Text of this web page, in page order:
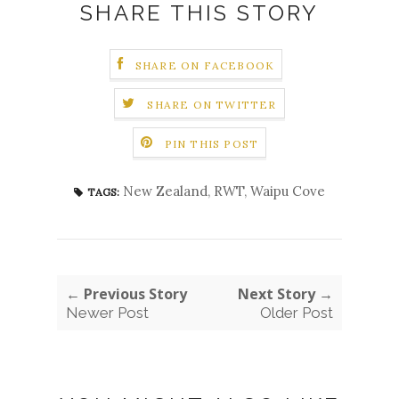
SHARE THIS STORY
SHARE ON FACEBOOK
SHARE ON TWITTER
PIN THIS POST
TAGS: New Zealand, RWT, Waipu Cove
← Previous Story
Newer Post
Next Story →
Older Post